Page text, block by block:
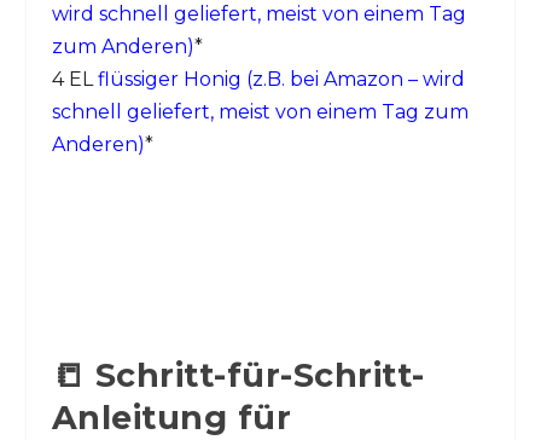
wird schnell geliefert, meist von einem Tag
zum Anderen)*
4 EL flüssiger Honig (z.B. bei Amazon – wird
schnell geliefert, meist von einem Tag zum
Anderen)*
📒 Schritt-für-Schritt-
Anleitung für